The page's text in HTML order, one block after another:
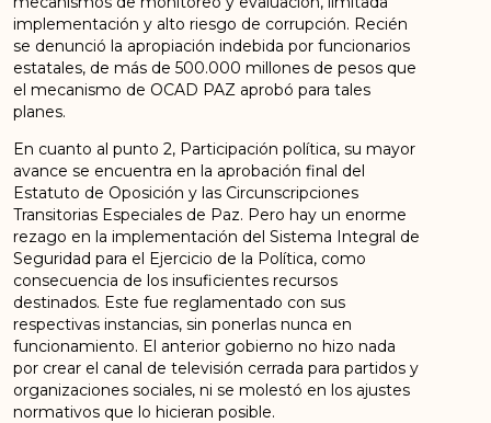
implementación y alto riesgo de corrupción. Recién
se denunció la apropiación indebida por funcionarios
estatales, de más de 500.000 millones de pesos que
el mecanismo de OCAD PAZ aprobó para tales
planes.
En cuanto al punto 2, Participación política, su mayor
avance se encuentra en la aprobación final del
Estatuto de Oposición y las Circunscripciones
Transitorias Especiales de Paz. Pero hay un enorme
rezago en la implementación del Sistema Integral de
Seguridad para el Ejercicio de la Política, como
consecuencia de los insuficientes recursos
destinados. Este fue reglamentado con sus
respectivas instancias, sin ponerlas nunca en
funcionamiento. El anterior gobierno no hizo nada
por crear el canal de televisión cerrada para partidos y
organizaciones sociales, ni se molestó en los ajustes
normativos que lo hicieran posible.